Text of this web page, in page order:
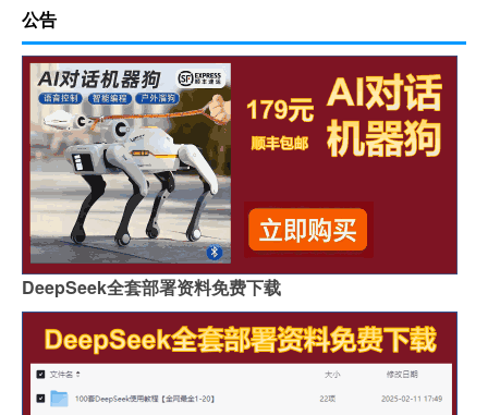
公告
DeepSeek全套部署资料免费下载